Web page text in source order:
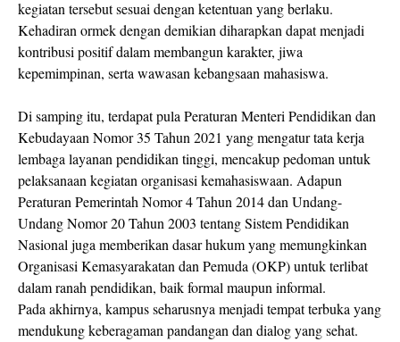
kegiatan tersebut sesuai dengan ketentuan yang berlaku.
Kehadiran ormek dengan demikian diharapkan dapat menjadi
kontribusi positif dalam membangun karakter, jiwa
kepemimpinan, serta wawasan kebangsaan mahasiswa.
Di samping itu, terdapat pula Peraturan Menteri Pendidikan dan
Kebudayaan Nomor 35 Tahun 2021 yang mengatur tata kerja
lembaga layanan pendidikan tinggi, mencakup pedoman untuk
pelaksanaan kegiatan organisasi kemahasiswaan. Adapun
Peraturan Pemerintah Nomor 4 Tahun 2014 dan Undang-
Undang Nomor 20 Tahun 2003 tentang Sistem Pendidikan
Nasional juga memberikan dasar hukum yang memungkinkan
Organisasi Kemasyarakatan dan Pemuda (OKP) untuk terlibat
dalam ranah pendidikan, baik formal maupun informal.
Pada akhirnya, kampus seharusnya menjadi tempat terbuka yang
mendukung keberagaman pandangan dan dialog yang sehat.